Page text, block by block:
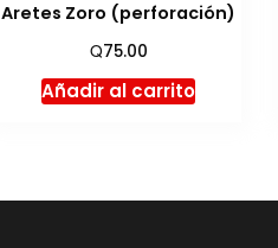
Aretes Zoro (perforación)
Q75.00
Añadir al carrito